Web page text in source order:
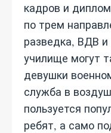
кадров и
по трем
разведка, ВДВ и
училище могут
девушки
служба в
пользуется
ребят, а само